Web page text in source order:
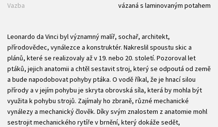
Vazba
vázaná s laminovaným potahem
Leonardo da Vinci byl významný malíř, sochař, architekt,
přírodovědec, vynálezce a konstruktér. Nakreslil spoustu skic a
plánů, které se realizovaly až v 19. nebo 20. století. Pozoroval let
ptáků, jejich anatomii a chtěl sestavit stroj, který se odpoutá od země
a bude napodobovat pohyby ptáka. O vodě říkal, že je hnací silou
přírody a v jejím pohybu je skryta obrovská síla, která by mohla být
využita k pohybu strojů. Zajímaly ho zbraně, různé mechanické
vynálezy a mechanický člověk. Díky svým znalostem z anatomie mohl
sestrojit mechanického rytíře v brnění, který dokáže sedět,